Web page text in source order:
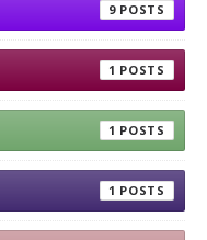
9
1
1
1